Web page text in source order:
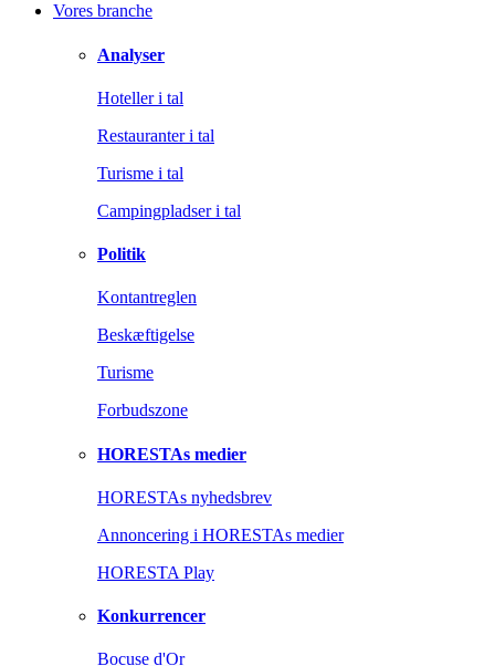
Vores branche
Analyser
Hoteller i tal
Restauranter i tal
Turisme i tal
Campingpladser i tal
Politik
Kontantreglen
Beskæftigelse
Turisme
Forbudszone
HORESTAs medier
HORESTAs nyhedsbrev
Annoncering i HORESTAs medier
HORESTA Play
Konkurrencer
Bocuse d'Or